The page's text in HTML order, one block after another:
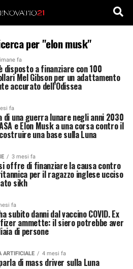
per "elon musk"
fa
disposto a finanziare con 100
Mel Gibson per un adattamento
accurato dell’Odissea
fa
di una guerra lunare negli anni 2030
e Elon Musk a una corsa contro il
una base sulla Luna
3 mesi fa
offre di finanziare la causa contro
per il ragazzo inglese ucciso
sikh
fa
subito danni dal vaccino COVID. Ex
ammette: il siero potrebbe aver
di persone
ARTIFICIALE 4 mesi fa
di mass driver sulla Luna